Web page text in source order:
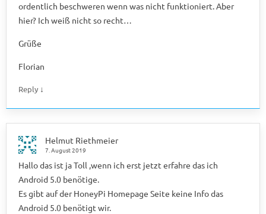
ordentlich beschweren wenn was nicht funktioniert. Aber
hier? Ich weiß nicht so recht…
Grüße
Florian
Reply ↓
Helmut Riethmeier
7. August 2019
Hallo das ist ja Toll ,wenn ich erst jetzt erfahre das ich
Android 5.0 benötige.
Es gibt auf der HoneyPi Homepage Seite keine Info das
Android 5.0 benötigt wir.